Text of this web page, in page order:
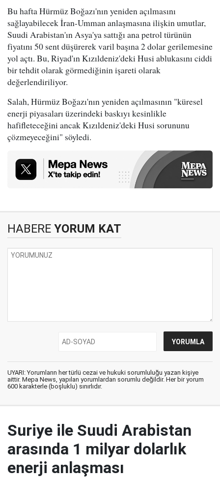
Bu hafta Hürmüz Boğazı'nın yeniden açılmasını
sağlayabilecek İran-Umman anlaşmasına ilişkin umutlar,
Suudi Arabistan'ın Asya'ya sattığı ana petrol türünün
fiyatını 50 sent düşürerek varil başına 2 dolar gerilemesine
yol açtı. Bu, Riyad'ın Kızıldeniz'deki Husi ablukasını ciddi
bir tehdit olarak görmediğinin işareti olarak
değerlendiriliyor.
Salah, Hürmüz Boğazı'nın yeniden açılmasının "küresel
enerji piyasaları üzerindeki baskıyı kesinlikle
hafifleteceğini ancak Kızıldeniz'deki Husi sorununu
çözmeyeceğini" söyledi.
HABERE YORUM KAT
UYARI: Yorumların her türlü cezai ve hukuki sorumluluğu yazan kişiye
aittir. Mepa News, yapılan yorumlardan sorumlu değildir. Her bir yorum
600 karakterle (boşluklu) sınırlıdır.
Suriye ile Suudi Arabistan
arasında 1 milyar dolarlık
enerji anlaşması